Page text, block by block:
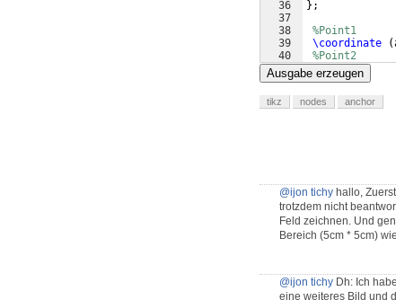
36
37
38
39
40
41
} ;
%Point1
\coordinate
(
%Point2
\coordinate
Ausgabe erzeugen
tikz nodes anchor
@ijon tichy hallo,
trotzdem nicht
Feld zeichnen. Und
Bereich (5cm * 5cm)
@ijon tichy Dh: Ich
eine weiteres Bild und